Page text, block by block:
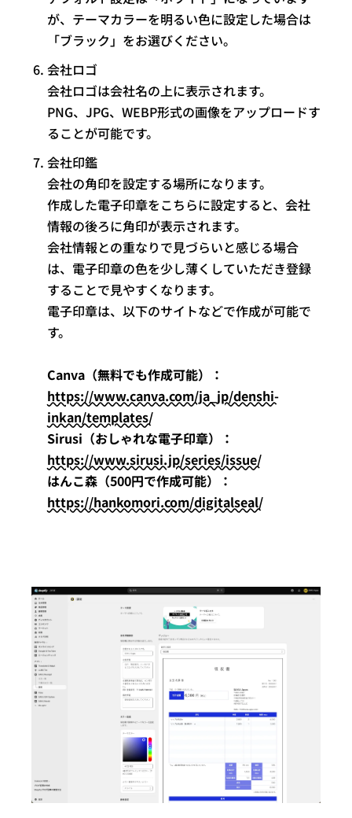
が、テーマカラーを明るい色に設定した場合は
「ブラック」をお選びください。
会社ロゴ
会社ロゴは会社名の上に表示されます。
PNG、JPG、WEBP形式の画像をアップロードす
ることが可能です。
会社印鑑
会社の角印を設定する場所になります。
作成した電子印章をこちらに設定すると、会社
情報の後ろに角印が表示されます。
会社情報との重なりで見づらいと感じる場合
は、電子印章の色を少し薄くしていただき登録
することで見やすくなります。
電子印章は、以下のサイトなどで作成が可能で
す。
Canva（無料でも作成可能）：
https://www.canva.com/ja_jp/denshi-
inkan/templates/
Sirusi（おしゃれな電子印章）：
https://www.sirusi.jp/series/issue/
はんこ森（500円で作成可能）：
https://hankomori.com/digitalseal/